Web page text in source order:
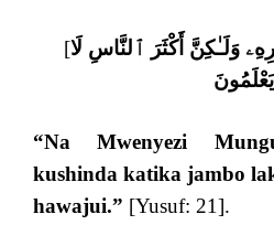
[وَلَـٰكِنَّ أَكْثَرَ ٱلنَّاسِ لَا
يَعْلَمُونَ
“Na Mwenyezi
kushinda katika jambo
hawajui.” [Yusuf: 21].